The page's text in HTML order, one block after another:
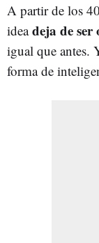
A partir de los
ideadeja de ser
igual que antes.
forma de